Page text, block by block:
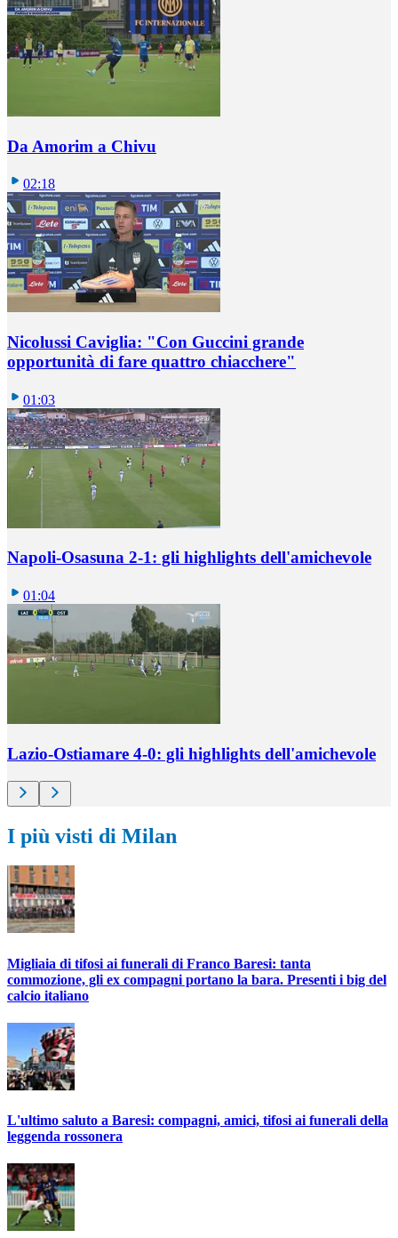
Da Amorim a Chivu
02:18
Nicolussi Caviglia: "Con Guccini grande
opportunità di fare quattro chiacchere"
01:03
Napoli-Osasuna 2-1: gli highlights dell'amichevole
01:04
Lazio-Ostiamare 4-0: gli highlights dell'amichevole
I più visti di Milan
Migliaia di tifosi ai funerali di Franco Baresi: tanta
commozione, gli ex compagni portano la bara. Presenti i big del
calcio italiano
L'ultimo saluto a Baresi: compagni, amici, tifosi ai funerali della
leggenda rossonera